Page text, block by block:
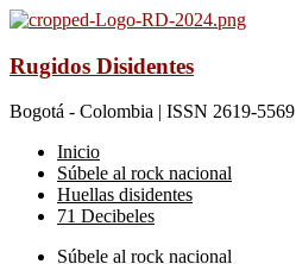
Rugidos Disidentes
Bogotá - Colombia | ISSN 2619-5569
Inicio
Súbele al rock nacional
Huellas disidentes
71 Decibeles
Súbele al rock nacional